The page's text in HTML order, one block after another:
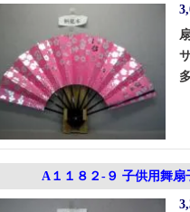
A１１８２-９ 子供用舞